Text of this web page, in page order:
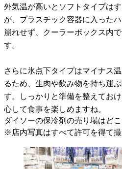
外気温が高いとソフトタイプは
が、プラスチック容器に入った
崩れせず、クーラーボックス内
す。
さらに氷点下タイプはマイナス
るため、生肉や飲み物を持ち運
す。しっかりと準備を整えてお
心して食事を楽しめますね。
ダイソーの保冷剤の売り場はど
※店内写真はすべて許可を得て